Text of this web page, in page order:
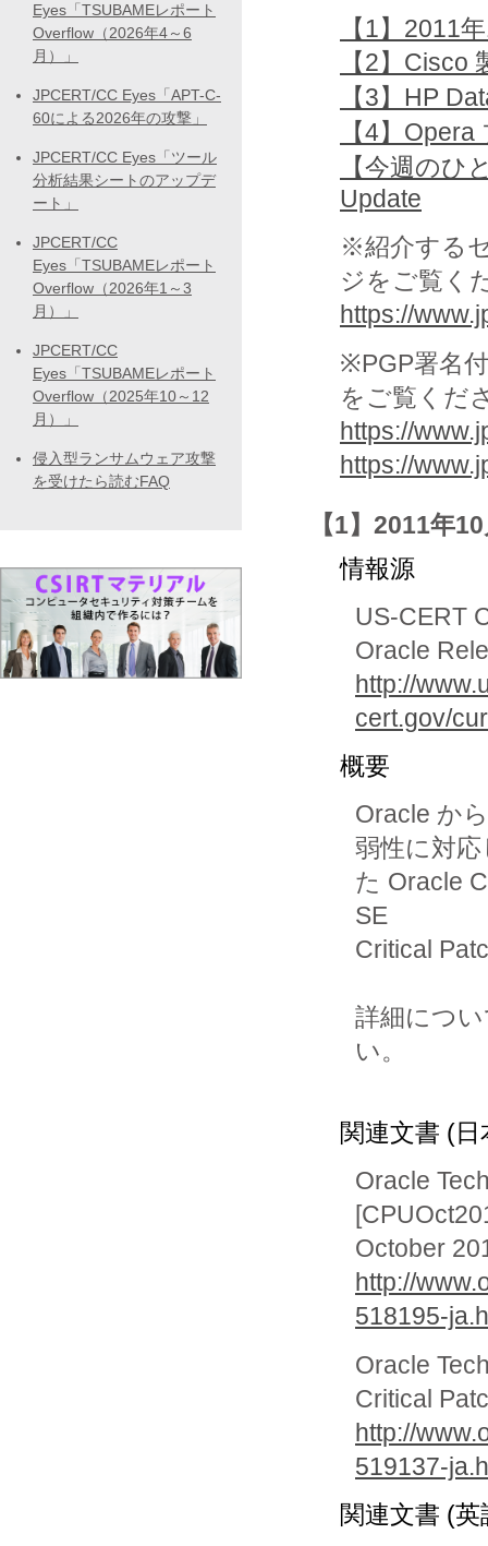
【1】2011
【2】Cisco
【3】HP
【4】
【今週のひ
Update
※紹介する
ジをご覧く
https://
※PGP署名
をご覧くだ
https://
https://
【1】2011年
情報源
US-CERT
Oracle
http://
cert.gov/
概要
Oracle か
弱性に対応
た Oracle
SE
Critical
詳細につ
い。
関連文書 (日
Oracle
October
http://
518195-
Oracle
Critical
http://
519137-
関連文書 (英
Eyes「TSUBAMEレポート
Overflow（2026年4～6
月）」
JPCERT/CC Eyes「APT-C-
60による2026年の攻撃」
JPCERT/CC Eyes「ツール
分析結果シートのアップデ
ート」
JPCERT/CC
Eyes「TSUBAMEレポート
Overflow（2026年1～3
月）」
JPCERT/CC
Eyes「TSUBAMEレポート
Overflow（2025年10～12
月）」
侵入型ランサムウェア攻撃
を受けたら読むFAQ